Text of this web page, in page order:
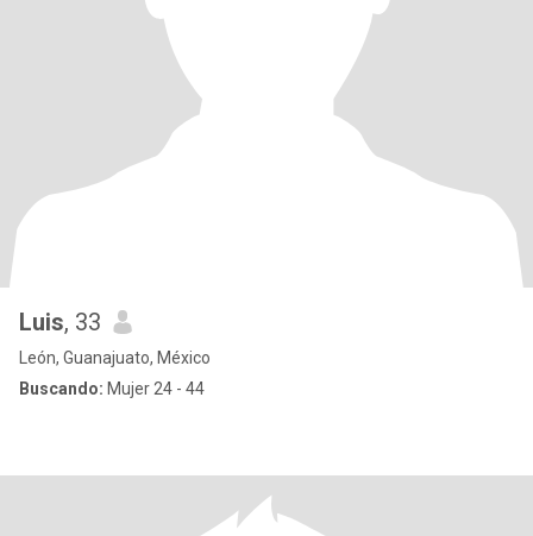
Luis, 33
León, Guanajuato, México
Buscando: Mujer 24 - 44